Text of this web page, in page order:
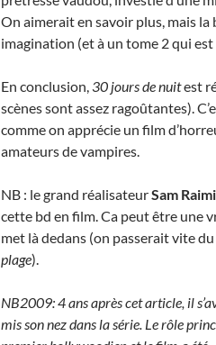
On aimerait en savoir plus, mais la
imagination (et à un tome 2 qui
En conclusion, 30 jours de nuitest
scènes sont assez ragoûtantes).
comme on apprécie un film
amateurs de vampires.
NB : le grand réalisateurSam Raimi
cette bd en film. Ca peut être une
met là dedans (on passerait vite
plage).
NB2009: 4 ans après cet article, il
mis son nez dans la série. Le rôle